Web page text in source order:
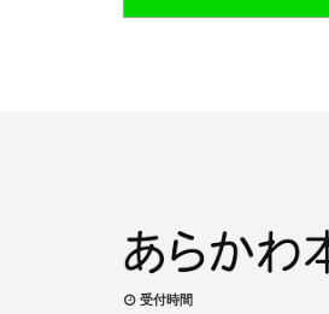
受付時間